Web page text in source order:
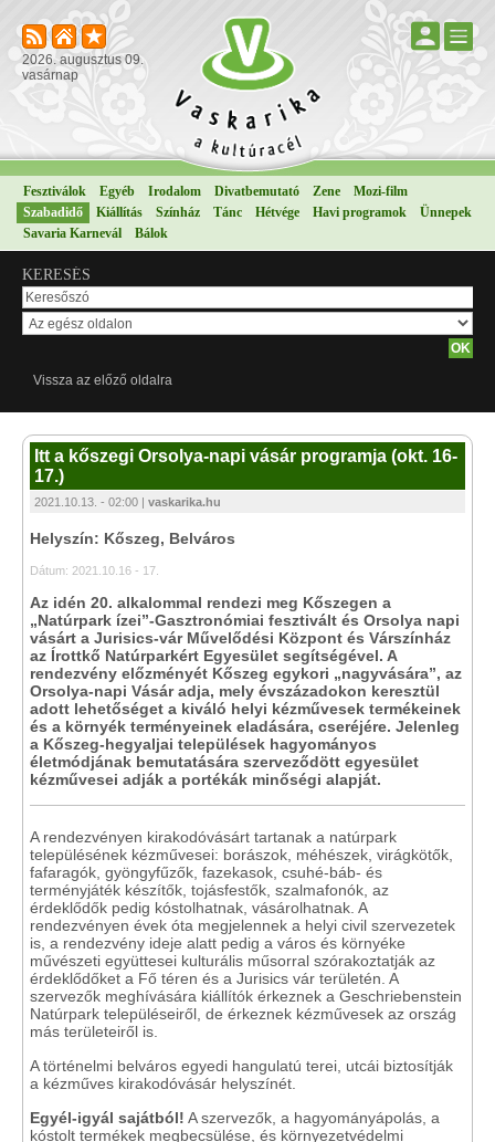
2026. augusztus 09.
vasárnap
Fesztiválok Egyéb Irodalom Divatbemutató Zene
Mozi-film
Szabadidő
Kiállítás Színház Tánc Hétvége Havi programok
Ünnepek
Savaria Karnevál
Bálok
KERESÉS
Vissza az előző oldalra
Itt a kőszegi Orsolya-napi vásár programja (okt. 16-
17.)
2021.10.13. - 02:00 | vaskarika.hu
Helyszín: Kőszeg, Belváros
Dátum: 2021.10.16 - 17.
Az idén 20. alkalommal rendezi meg Kőszegen a
„Natúrpark ízei”-Gasztronómiai fesztivált és Orsolya napi
vásárt a Jurisics-vár Művelődési Központ és Várszínház
az Írottkő Natúrparkért Egyesület segítségével. A
rendezvény előzményét Kőszeg egykori „nagyvására”, az
Orsolya-napi Vásár adja, mely évszázadokon keresztül
adott lehetőséget a kiváló helyi kézművesek termékeinek
és a környék terményeinek eladására, cseréjére. Jelenleg
a Kőszeg-hegyaljai települések hagyományos
életmódjának bemutatására szerveződött egyesület
kézművesei adják a portékák minőségi alapját.
A rendezvényen kirakodóvásárt tartanak a natúrpark
településének kézművesei: borászok, méhészek, virágkötők,
fafaragók, gyöngyfűzők, fazekasok, csuhé-báb- és
terményjáték készítők, tojásfestők, szalmafonók, az
érdeklődők pedig kóstolhatnak, vásárolhatnak. A
rendezvényen évek óta megjelennek a helyi civil szervezetek
is, a rendezvény ideje alatt pedig a város és környéke
művészeti együttesei kulturális műsorral szórakoztatják az
érdeklődőket a Fő téren és a Jurisics vár területén. A
szervezők meghívására kiállítók érkeznek a Geschriebenstein
Natúrpark településeiről, de érkeznek kézművesek az ország
más területeiről is.
A történelmi belváros egyedi hangulatú terei, utcái biztosítják
a kézműves kirakodóvásár helyszínét.
Egyél-igyál sajátból! A szervezők, a hagyományápolás, a
kóstolt termékek megbecsülése, és környezetvédelmi